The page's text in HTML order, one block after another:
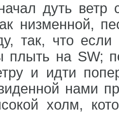
дуть ветр
низменной,
так, что
плыть на SW;
и идти
нами
холм,